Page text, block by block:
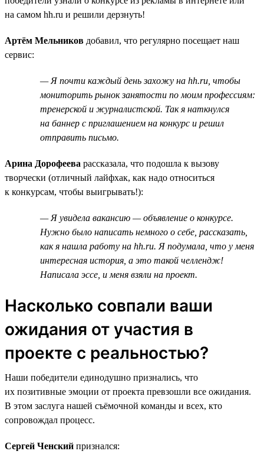
на самом hh.ru и решили дерзнуть!
Артём Мельников добавил, что регулярно посещает наш
сервис:
— Я почти каждый день захожу на hh.ru, чтобы
мониторить рынок занятости по моим профессиям:
тренерской и журналистской. Так я наткнулся
на баннер с приглашением на конкурс и решил
отправить письмо.
Арина Дорофеева рассказала, что подошла к вызову
творчески (отличный лайфхак, как надо относиться
к конкурсам, чтобы выигрывать!):
— Я увидела вакансию — объявление о конкурсе.
Нужно было написать немного о себе, рассказать,
как я нашла работу на hh.ru. Я подумала, что у меня
интересная история, а это такой челлендж!
Написала эссе, и меня взяли на проект.
Насколько совпали ваши
ожидания от участия в
проекте с реальностью?
Наши победители единодушно признались, что
их позитивные эмоции от проекта превзошли все ожидания.
В этом заслуга нашей съёмочной команды и всех, кто
сопровождал процесс.
Сергей Ченский признался: